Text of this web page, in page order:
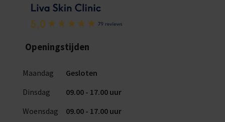
Openingstijden
Maandag
Gesloten
Dinsdag
09.00 - 17.00 uur
Woensdag
09.00 - 17.00 uur